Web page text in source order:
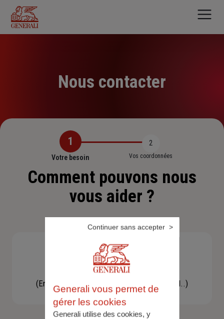
contenu
principal
Nous contacter
1
Votre besoin
2
Vos coordonnées
Comment pouvons nous
vous aider ?
Besoin d'une assistance
(En cas d'accident, bris de glace, un conseil..)
Generali vous permet de
gérer les cookies
Generali utilise des cookies, y
Continuer sans accepter